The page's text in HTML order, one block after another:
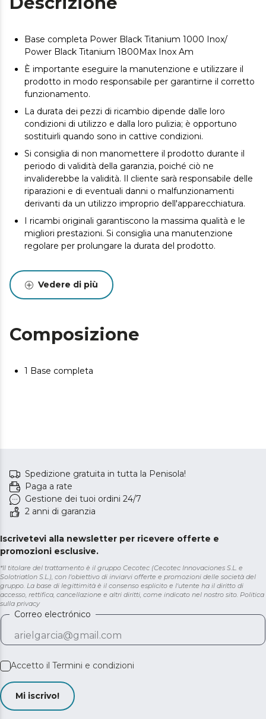
Base completa Power Black Titanium 1000 Inox/
Power Black Titanium 1800Max Inox Am
È importante eseguire la manutenzione e utilizzare il
prodotto in modo responsabile per garantirne il corretto
funzionamento.
La durata dei pezzi di ricambio dipende dalle loro
condizioni di utilizzo e dalla loro pulizia; è opportuno
sostituirli quando sono in cattive condizioni.
Si consiglia di non manomettere il prodotto durante il
periodo di validità della garanzia, poiché ciò ne
invaliderebbe la validità. Il cliente sarà responsabile delle
riparazioni e di eventuali danni o malfunzionamenti
derivanti da un utilizzo improprio dell'apparecchiatura.
I ricambi originali garantiscono la massima qualità e le
migliori prestazioni. Si consiglia una manutenzione
regolare per prolungare la durata del prodotto.
Vedere di più
Composizione
1 Base completa
Spedizione gratuita in tutta la Penisola!
Paga a rate
Gestione dei tuoi ordini 24/7
2 anni di garanzia
Iscrivetevi alla newsletter per ricevere offerte e
promozioni esclusive.
*Il titolare del trattamento è il gruppo Cecotec (Cecotec Innovaciones S.L. e
Solotriatlon S.L.), con l'obiettivo di inviarvi offerte e promozioni delle società del
gruppo. La base di legittimità è il consenso esplicito e l'utente ha il diritto di
accesso, rettifica, cancellazione e altri diritti, come indicato nel nostro sito. Politica
sulla privacy
Correo electrónico
Accetto il Termini e condizioni
Mi iscrivo!